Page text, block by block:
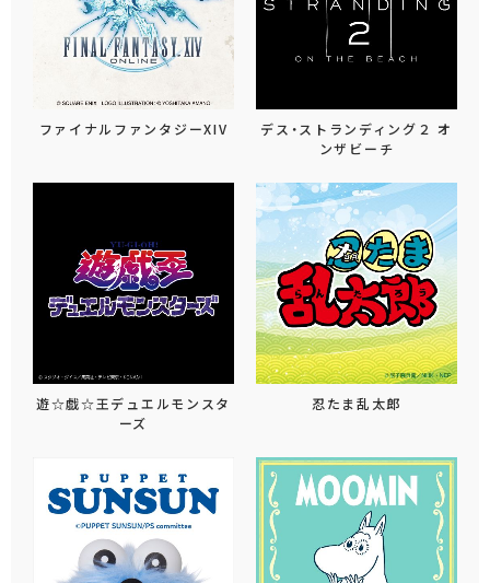
ファイナルファンタジーXIV
デス・ストランディング２ オ
ンザビーチ
遊☆戯☆王デュエルモンスタ
ーズ
忍たま乱太郎